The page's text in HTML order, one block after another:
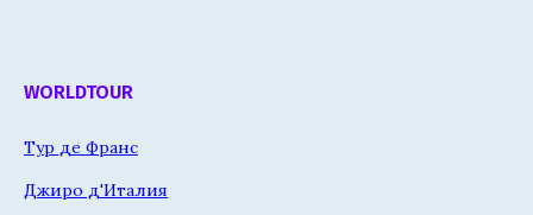
WORLDTOUR
Тур де Франс
Джиро д'Италия